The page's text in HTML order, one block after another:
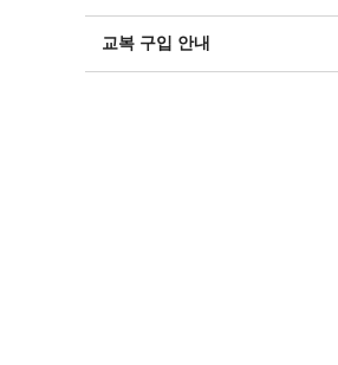
교복 구입 안내